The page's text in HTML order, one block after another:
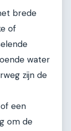
brede
of
water
zijn de
een
om de